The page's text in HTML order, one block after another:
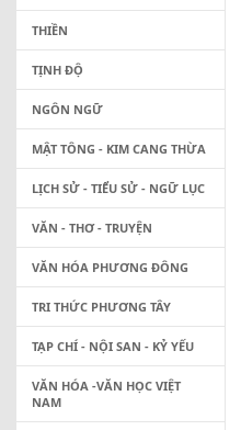
THIỀN
TỊNH ĐỘ
NGÔN NGỮ
MẬT TÔNG - KIM CANG THỪA
LỊCH SỬ - TIỂU SỬ - NGỮ LỤC
VĂN - THƠ - TRUYỆN
VĂN HÓA PHƯƠNG ĐÔNG
TRI THỨC PHƯƠNG TÂY
TẠP CHÍ - NỘI SAN - KỶ YẾU
VĂN HÓA -VĂN HỌC VIỆT
NAM